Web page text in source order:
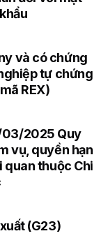
và có chứng
tự chứng
REX)
03/2025 Quy
vụ, quyền hạn
quan thuộc Chi
(G23)